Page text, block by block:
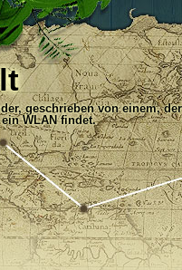
geschrieben von einem,
WLAN findet.